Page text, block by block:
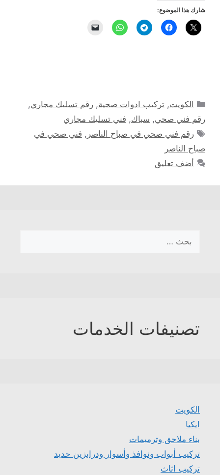
شارك هذا الموضوع:
التصنيفات
الكويت,تركيب ادوات صحية,رقم تسليك مجاري,
رقم فني صحي, سباك, فني تسليك مجاري
الوسوم
رقم فني صحي في صباح الناصر , فني صحي في
صباح الناصر
أضف تعليق
عن:
تصنيفات الخدمات
الكويت
ايكيا
بناء ملاحق وترميمات
تركيب أبواب ونوافذ وأسوار ودرابزين حديد
تركيب اثاث